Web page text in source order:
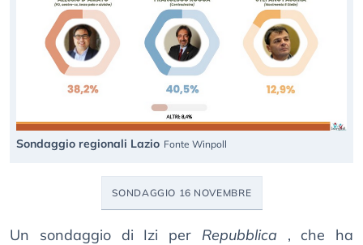
Sondaggio regionali Lazio Fonte Winpoll
SONDAGGIO 16 NOVEMBRE
Un sondaggio di Izi per Repubblica , che ha